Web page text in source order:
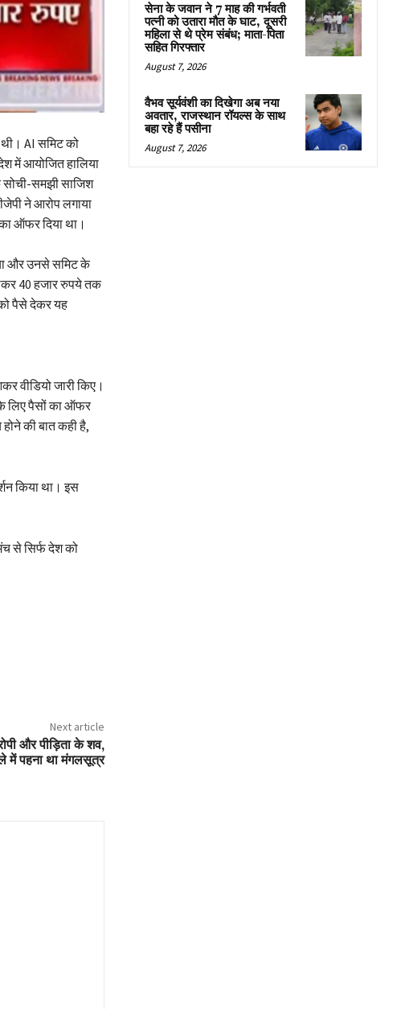
थी। AI समिट को
में आयोजित हालिया
समझी साजिश
ने आरोप लगाया
ऑफर दिया था।
और उनसे समिट के
40 हजार रुपये तक
पैसे देकर यह
वीडियो जारी किए।
के लिए पैसों का ऑफर
की बात कही है,
किया था। इस
से सिर्फ देश को
Next article
और पीड़िता के शव,
में पहना था मंगलसूत्र
सेना के जवान ने 7 माह की गर्भवती
पत्नी को उतारा मौत के घाट, दूसरी
महिला से थे प्रेम संबंध; माता-पिता
सहित गिरफ्तार
August 7, 2026
वैभव सूर्यवंशी का दिखेगा अब नया
अवतार, राजस्थान रॉयल्स के साथ
बहा रहे हैं पसीना
August 7, 2026